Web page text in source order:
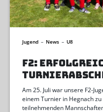
Jugend – News – U8
F2:
Am 25. Juli war unsere F2-
einem Turnier in Hegnach
teilnehmenden